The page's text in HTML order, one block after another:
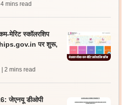
| 4 mins read
मेरिट स्कॉलरशिप
पर शुरू,
| 2 mins read
जेएनयू डीओपी